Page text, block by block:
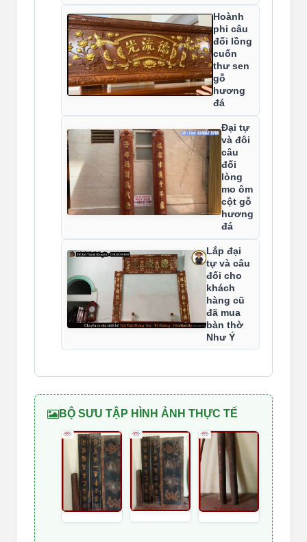
Hoành
phi câu
đối lồng
cuốn
thư sen
gỗ
hương
đá
Đại tự
và đôi
câu
đối
lòng
mo ôm
cột gỗ
hương
đá
Lắp đại
tự và câu
đối cho
khách
hàng cũ
đã mua
bàn thờ
Như Ý
BỘ SƯU TẬP HÌNH ẢNH THỰC TẾ